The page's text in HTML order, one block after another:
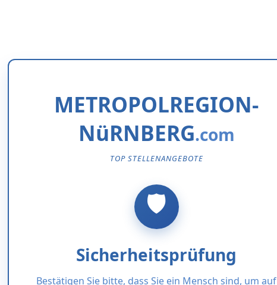
METROPOLREGION-
NüRNBERG
TOP STELLENANGEBOTE
Sicherheitsprüfung
Bestätigen Sie bitte, dass Sie ein Mensch sind, um auf